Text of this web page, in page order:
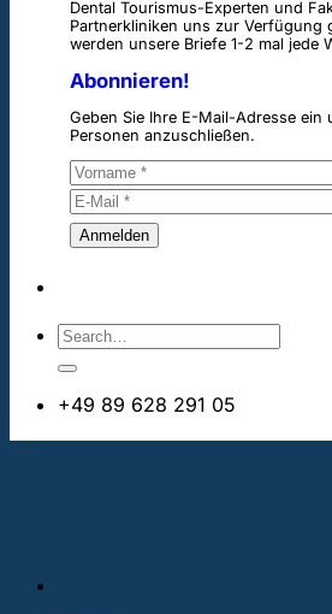
Dental Tourismus-Experten und
Partnerkliniken uns zur Verfügung
werden unsere Briefe 1-2 mal jede
Abonnieren!
Geben Sie Ihre E-Mail-Adresse ein
Personen anzuschließen.
+49 89 628 291 05